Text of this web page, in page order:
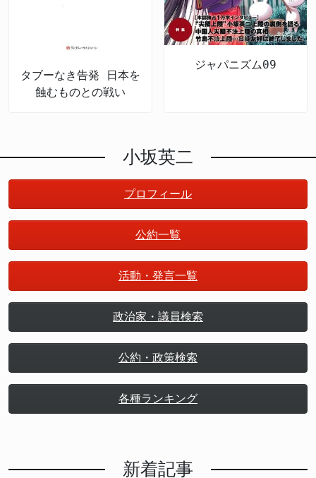
タブーなき告発 日本を
蝕むものとの戦い
ジャパニズム09
小坂英二
プロフィール
公約一覧
活動・発言一覧
政治家・議員検索
公約・政策検索
各種ランキング
新着記事